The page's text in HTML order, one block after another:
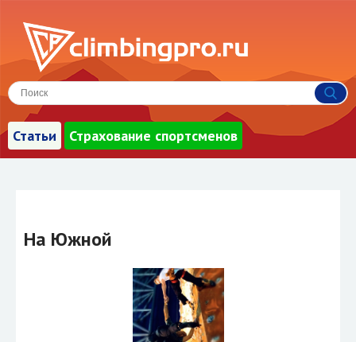
Статьи Страхование спортсменов
На Южной